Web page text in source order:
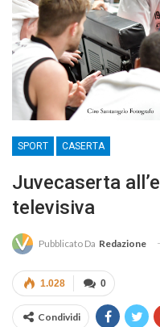
SPORT CASERTA
Juvecaserta
televisiva
Pubblicato Da Redazione
0
1.028
Condividi